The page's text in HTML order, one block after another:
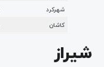
شهرکرد
کاشان
شیراز